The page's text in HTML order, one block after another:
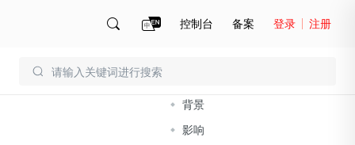
控制台 备案 登录 注册
背景
影响